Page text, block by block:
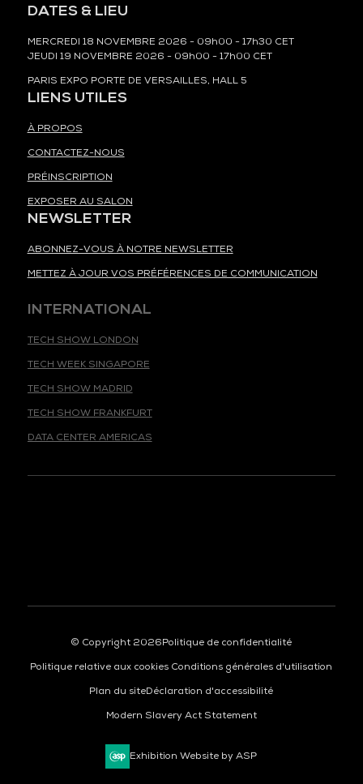
DATES & LIEU
MERCREDI 18 NOVEMBRE 2026 - 09h00 - 17h30 CET
JEUDI 19 NOVEMBRE 2026 - 09h00 - 17h00 CET
PARIS EXPO PORTE DE VERSAILLES, HALL 5
LIENS UTILES
À PROPOS
CONTACTEZ-NOUS
PRÉINSCRIPTION
EXPOSER AU SALON
NEWSLETTER
ABONNEZ-VOUS À NOTRE NEWSLETTER
METTEZ À JOUR VOS PRÉFÉRENCES DE COMMUNICATION
© Copyright 2026Politique de confidentialité
Politique relative aux cookies Conditions générales d'utilisation
Plan du siteDéclaration d'accessibilité
Modern Slavery Act Statement
Exhibition Website by ASP